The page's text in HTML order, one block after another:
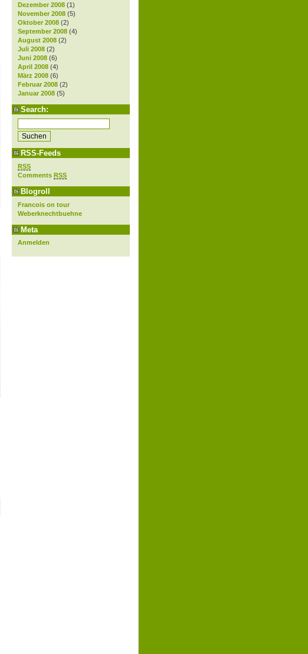
Dezember 2008 (1)
November 2008 (5)
Oktober 2008 (2)
September 2008 (4)
August 2008 (2)
Juli 2008 (2)
Juni 2008 (6)
April 2008 (4)
März 2008 (6)
Februar 2008 (2)
Januar 2008 (5)
Search:
RSS-Feeds
RSS
Comments RSS
Blogroll
Francois on tour
Weberknechtbuehne
Meta
Anmelden